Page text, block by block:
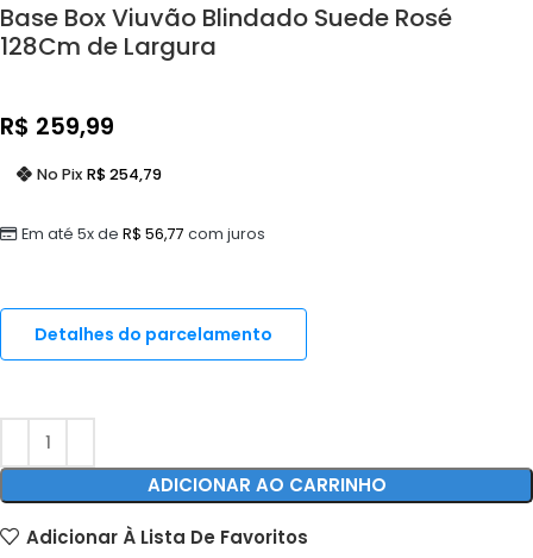
Base Box Viuvão Blindado Suede Rosé
128Cm de Largura
R$ 259,99
Em até 5x de R$ 56,77 com juros
No Pix R$254,79
Detalhes do parcelamento
ADICIONAR AO CARRINHO
Adicionar À Lista De Favoritos